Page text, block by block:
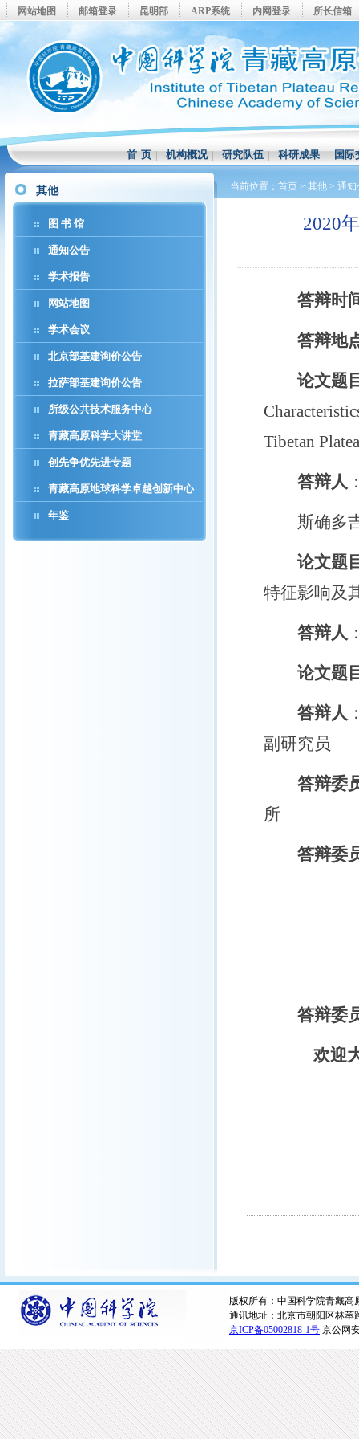
网站地图 邮箱登录 昆明部 ARP系统 内网登录 所长信箱
首 页|机构概况|研究队伍|科研成果|国际
其他
图 书 馆
通知公告
学术报告
网站地图
学术会议
北京部基建询价公告
拉萨部基建询价公告
所级公共技术服务中心
青藏高原科学大讲堂
创先争优先进专题
青藏高原地球科学卓越创新中心
年鉴
当前位置： 首页 > 其他 > 通知
2020
答辩时
答辩地
论文题
Tibetan
答辩人
斯确多吉
论文题
特征影响及
答辩人
论文题
答辩人
副研究员
答辩委
所
答辩委
答辩委
欢迎
版权所有：中国科学院青藏高
通讯地址：北京市朝阳区林萃
京ICP备05002818-1号 京公网